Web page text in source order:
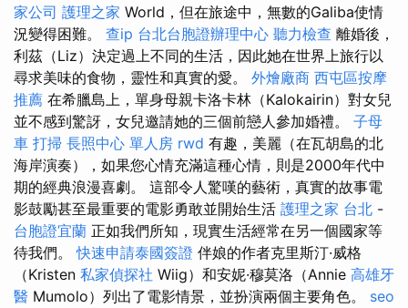
家公司 護理之家 World，但在旅途中，無數的Galiba使情
況變得困難。 查ip 台北台胞證辦理中心 聽力檢查 離婚後，
利茲（Liz）決定過上不同的生活，因此她在世界上旅行以
尋求美味的食物，靈性和真實的愛。 外燴廠商 西屯區按摩
推薦 在希臘島上，單身母親卡洛卡林（Kalokairin）對女兒
並不感到驚訝，女兒邀請她的三個前戀人參加婚禮。 子母
車 打掃 長照中心 單人房 rwd 有趣，美麗（在瓦胡島的北
海岸演奏），如果您心情充滿這種心情，則是2000年代中
期的經典浪漫喜劇。 這部令人驚嘆的藝術，真實的故事電
影鼓勵甚至最重要的電影勇敢並開始生活 護理之家 台北 -
台胞證宜蘭 正如我們所知，現實生活經常在另一個國家等
待我們。快速申請泰國簽證 伴娘的作者克里斯汀·威格
（Kristen 私家偵探社 Wiig）和安妮·穆莫洛（Annie 高雄牙
醫 Mumolo）列出了電影情景，並扮演兩個主要角色。 seo